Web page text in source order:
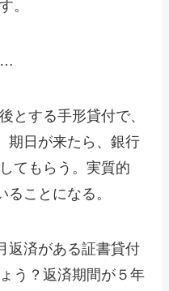
。
…
とする手形貸付で、
期日が来たら、銀行
てもらう。実質的
ことになる。
返済がある証書貸付
う？返済期間が５年